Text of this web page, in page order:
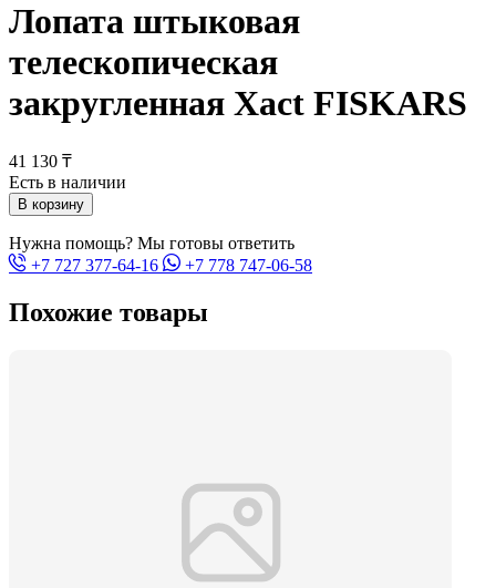
Лопата штыковая
телескопическая
закругленная Xact FISKARS
41 130 ₸
Есть в наличии
В корзину
Нужна помощь? Мы готовы ответить
+7 727 377-64-16
+7 778 747-06-58
Похожие товары